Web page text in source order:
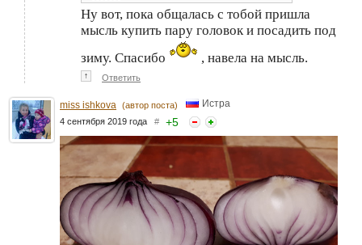
Ну вот, пока общалась с тобой пришла
мысль купить пару головок и посадить под
зиму. Спасибо
, навела на мысль.
↑ Ответить
miss ishkova (автор поста) Истра
4 сентября 2019 года # +5